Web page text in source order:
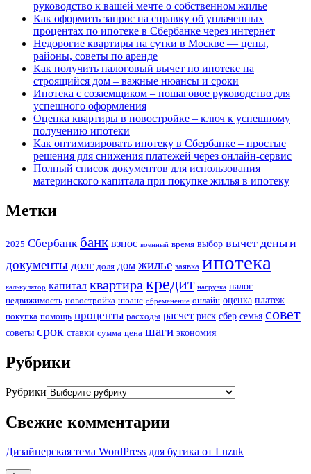
руководство к вашей мечте о собственном жилье
Как оформить запрос на справку об уплаченных
процентах по ипотеке в Сбербанке через интернет
Недорогие квартиры на сутки в Москве — цены,
районы, советы по аренде
Как получить налоговый вычет по ипотеке на
строящийся дом – важные нюансы и сроки
Ипотека с созаемщиком – пошаговое руководство для
успешного оформления
Оценка квартиры в новостройке – ключ к успешному
получению ипотеки
Как оптимизировать ипотеку в Сбербанке – простые
решения для снижения платежей через онлайн-сервис
Полный список документов для использования
материнского капитала при покупке жилья в ипотеку
Метки
2025 Сбербанк банк взнос военный время выбор вычет деньги
документы долг доля дом жилье заявка ипотека
калькулятор капитал квартира кредит нагрузка налог
недвижимость новостройка нюанс обременение онлайн оценка платеж
покупка помощь проценты расходы расчет риск сбер семья совет
советы срок ставки сумма цена шаги экономия
Рубрики
Рубрики
Свежие комментарии
Дизайнерская тема WordPress для бутика от Luzuk